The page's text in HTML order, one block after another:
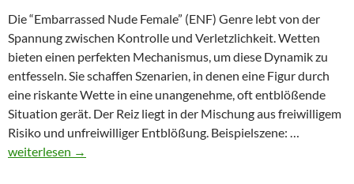
Die “Embarrassed Nude Female” (ENF) Genre lebt von der
Spannung zwischen Kontrolle und Verletzlichkeit. Wetten
bieten einen perfekten Mechanismus, um diese Dynamik zu
entfesseln. Sie schaffen Szenarien, in denen eine Figur durch
eine riskante Wette in eine unangenehme, oft entblößende
Situation gerät. Der Reiz liegt in der Mischung aus freiwilligem
Risiko und unfreiwilliger Entblößung. Beispielszene: …
weiterlesen →